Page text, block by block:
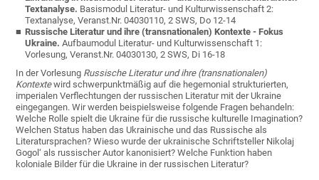
Textanalyse. Basismodul Literatur- und Kulturwissenschaft 2:
Textanalyse, Veranst.Nr. 04030110, 2 SWS, Do 12-14
Russische Literatur und ihre (transnationalen) Kontexte - Fokus
Ukraine.Aufbaumodul Literatur- und Kulturwissenschaft 1:
Vorlesung, Veranst.Nr. 04030130, 2 SWS, Di 16-18
In der Vorlesung Russische Literatur und ihre (transnationalen)
Kontextewird schwerpunktmäßig auf die hegemonial strukturierten,
imperialen Verflechtungen der russischen Literatur mit der Ukraine
eingegangen. Wir werden beispielsweise folgende Fragen behandeln:
Welche Rolle spielt die Ukraine für die russische kulturelle Imagination?
Welchen Status haben das Ukrainische und das Russische als
Literatursprachen? Wieso wurde der ukrainische Schriftsteller Nikolaj
Gogol‘ als russischer Autor kanonisiert? Welche Funktion haben
koloniale Bilder für die Ukraine in der russischen Literatur?